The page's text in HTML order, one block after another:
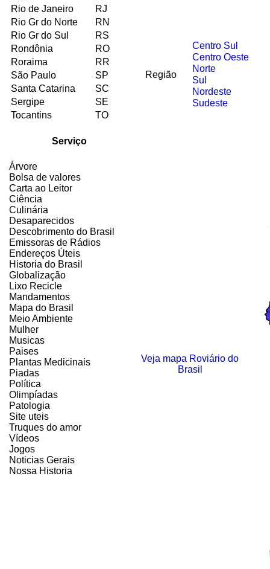
Rio de Janeiro
RJ
Rio Gr do Norte
RN
Rio Gr do Sul
RS
Rondônia
RO
Roraima
RR
São Paulo
SP
Santa Catarina
SC
Sergipe
SE
Tocantins
TO
Serviço
Árvore
Bolsa de valores
Carta ao Leitor
Ciência
Culinária
Desaparecidos
Descobrimento do Brasil
Emissoras de Rádios
Endereços Úteis
Historia do Brasil
Globalização
Lixo Recicle
Mandamentos
Mapa do Brasil
Meio Ambiente
Mulher
Musicas
Paises
Plantas Medicinais
Piadas
Política
Olimpíadas
Patologia
Site uteis
Truques do amor
Vídeos
Jogos
Noticias Gerais
Nossa Historia
Região
Centro Sul
Centro Oeste
Norte
Sul
Nordeste
Sudeste
Veja mapa Roviário do
Brasil